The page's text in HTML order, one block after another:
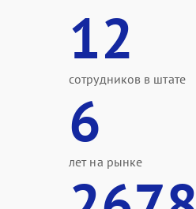
12
сотрудников в штате
6
лет на рынке